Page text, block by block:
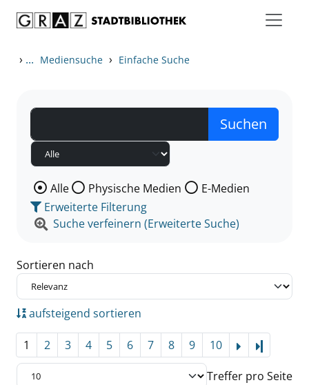
› ... Mediensuche › Einfache Suche
Wählen Sie die Medienart nach der Sie suchen wollen.
Alle Physische Medien
E-Medien
Erweiterte Filterung
Suche verfeinern (Erweiterte Suche)
Sortieren nach
aufsteigend sortieren
1 2 3 4 5 6 7 8 9 10
Treffer pro Seite